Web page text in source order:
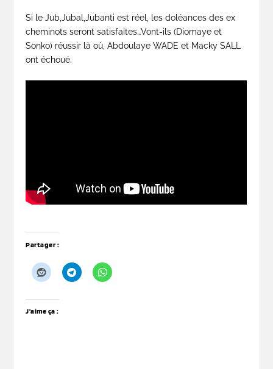
Si le Jub,Jubal,Jubanti est réel, les doléances des ex
cheminots seront satisfaites…Vont-ils (Diomaye et
Sonko) réussir là où, Abdoulaye WADE et Macky SALL
ont échoué.
Partager :
J’aime ça :